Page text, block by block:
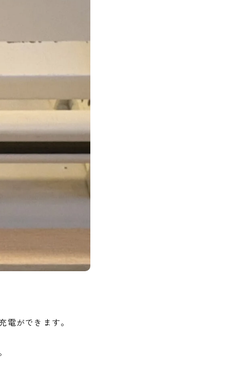
ができます。